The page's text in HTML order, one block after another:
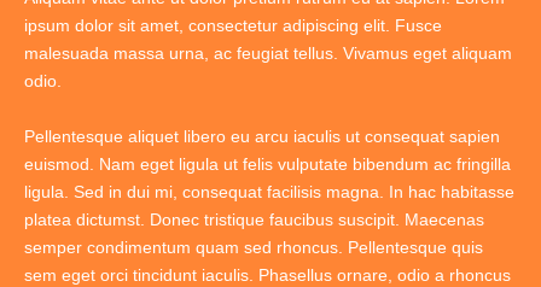
ipsum dolor sit amet, consectetur adipiscing elit. Fusce
malesuada massa urna, ac feugiat tellus. Vivamus eget aliquam
odio.
Pellentesque aliquet libero eu arcu iaculis ut consequat sapien
euismod. Nam eget ligula ut felis vulputate bibendum ac fringilla
ligula. Sed in dui mi, consequat facilisis magna. In hac habitasse
platea dictumst. Donec tristique faucibus suscipit. Maecenas
semper condimentum quam sed rhoncus. Pellentesque quis
sem eget orci tincidunt iaculis. Phasellus ornare, odio a rhoncus